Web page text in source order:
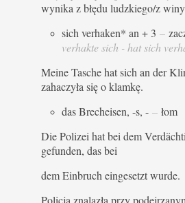
wynika z błędu ludzkiego/z
sich verhaken* an + 3 –
verhakte sich - hat sich
Meine Tasche hat sich an der
zahaczyła się o klamkę.
das Brecheisen, -s, - – łom
Die Polizei hat bei dem
gefunden, das bei
dem Einbruch eingesetzt wurde.
Policja znalazła przy